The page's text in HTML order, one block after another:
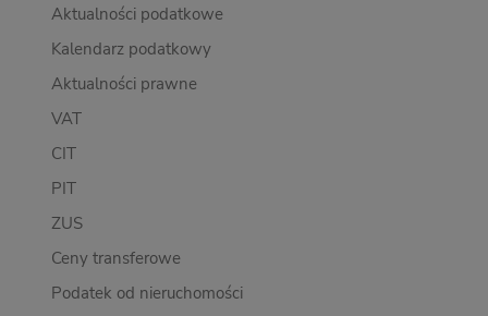
Aktualności podatkowe
Kalendarz podatkowy
Aktualności prawne
VAT
CIT
PIT
ZUS
Ceny transferowe
Podatek od nieruchomości